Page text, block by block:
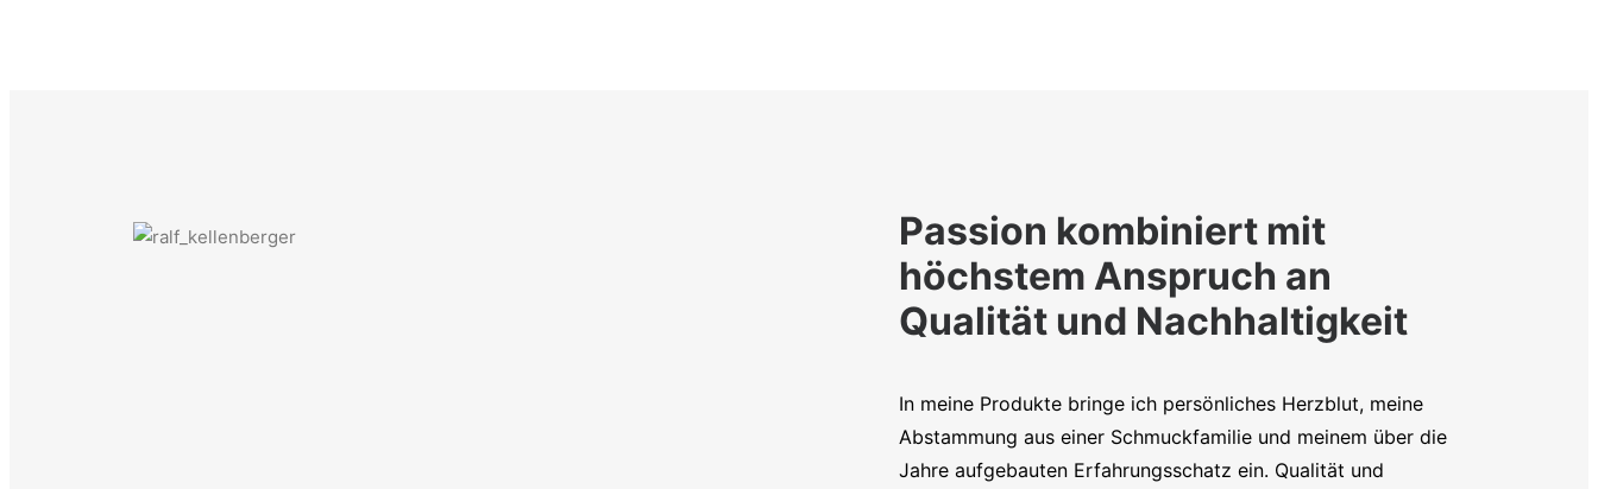
Passion kombiniert mit
höchstem Anspruch an
Qualität und Nachhaltigkeit
In meine Produkte bringe ich persönliches Herzblut, meine
Abstammung aus einer Schmuckfamilie und meinem über die
Jahre aufgebauten Erfahrungsschatz ein. Qualität und